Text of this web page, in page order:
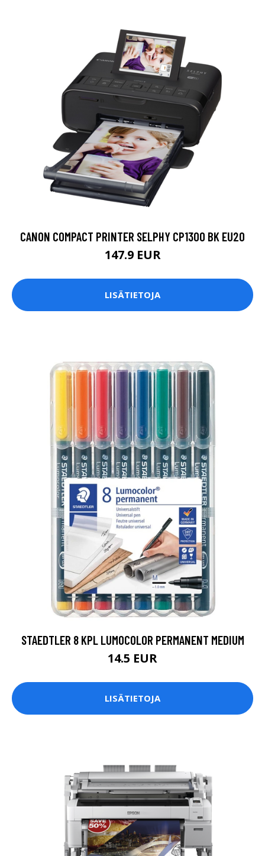
CANON COMPACT PRINTER SELPHY CP1300 BK EU20
147.9 EUR
LISÄTIETOJA
STAEDTLER 8 KPL LUMOCOLOR PERMANENT MEDIUM
14.5 EUR
LISÄTIETOJA